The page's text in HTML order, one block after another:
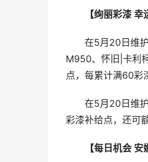
【绚丽彩漆 幸
在5月20日维护
M950、怀旧|卡利
点，每累计满60彩
在5月20日维护
彩漆补给点，还可
【每日机会 安